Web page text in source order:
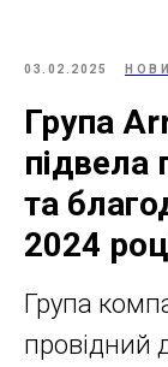
03.02.2025
Група
підвела
та
2024
Група
провідний